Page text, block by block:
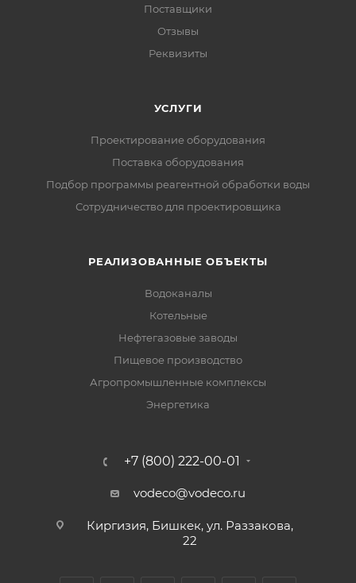
Поставщики
Отзывы
Реквизиты
УСЛУГИ
Проектирование оборудования
Поставка оборудования
Подбор программы реагентной обработки воды
Сотрудничество для проектировщика
РЕАЛИЗОВАННЫЕ ОБЪЕКТЫ
Водоканалы
Котельные
Нефтегазовые заводы
Пищевое производство
Агропромышленные комплексы
Энергетика
+7 (800) 222-00-01
vodeco@vodeco.ru
Киргизия, Бишкек, ул. Раззакова,
22